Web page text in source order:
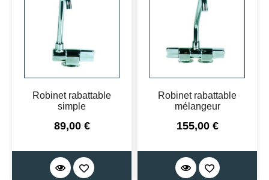
Robinet rabattable
simple
Prix
89,00 €
Robinet rabattable
mélangeur
Prix
155,00 €